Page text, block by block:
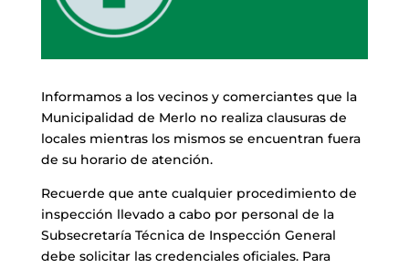
Informamos a los vecinos y comerciantes que la
Municipalidad de Merlo no realiza clausuras de
locales mientras los mismos se encuentran fuera
de su horario de atención.
Recuerde que ante cualquier procedimiento de
inspección llevado a cabo por personal de la
Subsecretaría Técnica de Inspección General
debe solicitar las credenciales oficiales. Para